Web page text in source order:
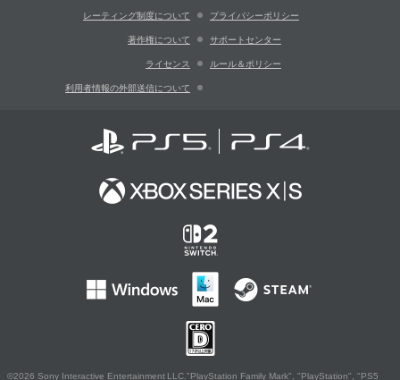
レーティング制度について プライバシーポリシー
著作権について サポートセンター
ライセンス ルール＆ポリシー
利用者情報の外部送信について
©2026 Sony Interactive Entertainment LLC."PlayStation Family Mark", "PlayStation", "PS5